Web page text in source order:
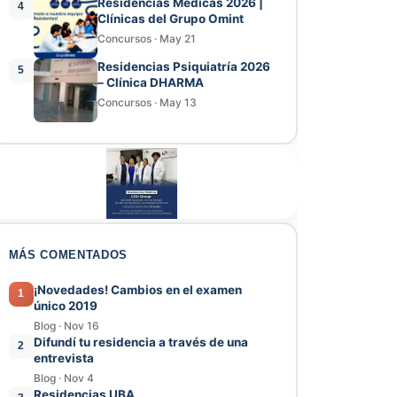
4
Clínicas del Grupo Omint
Concursos · May 21
5
Residencias Psiquiatría 2026
– Clínica DHARMA
Concursos · May 13
MÁS COMENTADOS
1
¡Novedades! Cambios en el examen
único 2019
Blog · Nov 16
2
Difundí tu residencia a través de una
entrevista
Blog · Nov 4
Residencias UBA